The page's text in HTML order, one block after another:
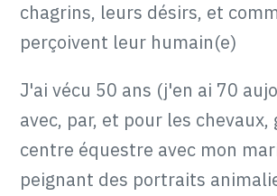
chagrins, leurs désirs, et
perçoivent leur humain(e)
J'ai vécu 50 ans (j'en ai 70
avec, par, et pour les chevaux,
centre équestre avec mon
peignant des portraits